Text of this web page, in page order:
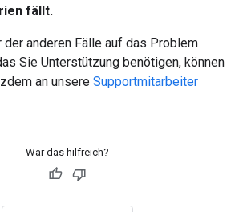
fällt.
der anderen Fälle auf das Problem
Sie Unterstützung benötigen, können
an unsere Supportmitarbeiter
War das hilfreich?